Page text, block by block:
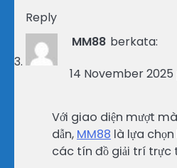
Reply
MM88 berkata:
14 November
Với giao diện mượt
dẫn, MM88 là lựa
các tín đồ giải trí trực